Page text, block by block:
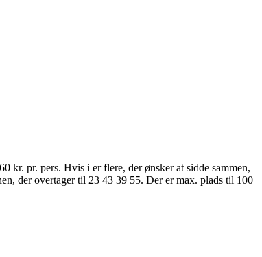
kr. pr. pers. Hvis i er flere, der ønsker at sidde sammen,
der overtager til 23 43 39 55. Der er max. plads til 100